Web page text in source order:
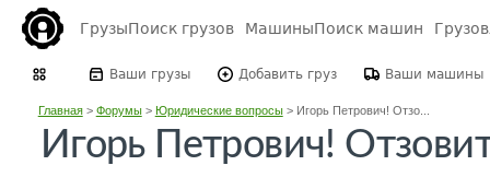
ГрузыПоиск грузов МашиныПоиск машин
Ваши грузы Добавить груз Ваши машины
Главная> Форумы> Юридические вопросы> Игорь Петрович! Отзо...
Игорь Петрович!